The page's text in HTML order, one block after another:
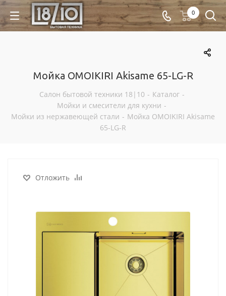
0
Мойка OMOIKIRI Akisame 65-LG-R
Салон бытовой техники 18|10 - Каталог -
Мойки и смесители для кухни -
Мойки из нержавеющей стали - Мойка OMOIKIRI Akisame
65-LG-R
Отложить